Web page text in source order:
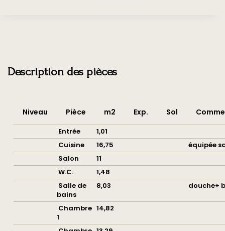
Description des pièces
Niveau Pièce m2 Exp. Sol
Entrée
1,01
Cuisine
16,75
équipée
Salon
11
W.C.
1,48
Salle de
bains
8,03 douche+
Chambre
1
14,82